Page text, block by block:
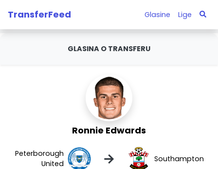
TransferFeed Glasine Lige
GLASINA O TRANSFERU
Ronnie Edwards
Peterborough
United
→ Southampton